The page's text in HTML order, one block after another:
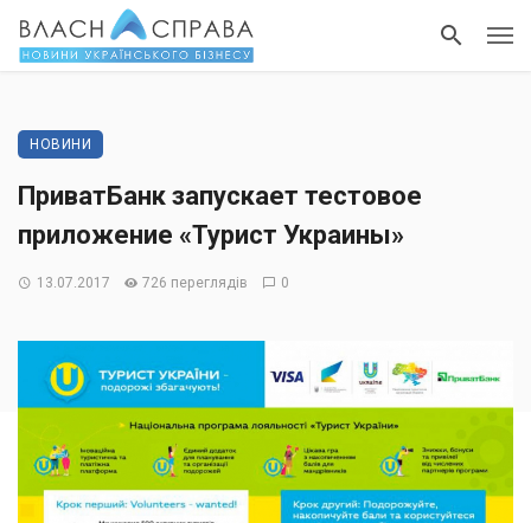
НОВИНИ
ПриватБанк запускает тестовое
приложение «Турист Украины»
13.07.2017 726 переглядів 0